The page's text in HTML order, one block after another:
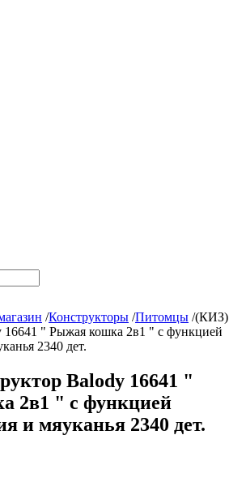
/Конструкторы /Питомцы /(КИЗ)
16641 " Рыжая кошка 2в1 " с функцией
2340 дет.
Balody 16641 "
2в1 " с функцией
и мяуканья 2340 дет.